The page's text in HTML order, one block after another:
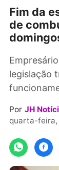
Fim da
de
quarta-